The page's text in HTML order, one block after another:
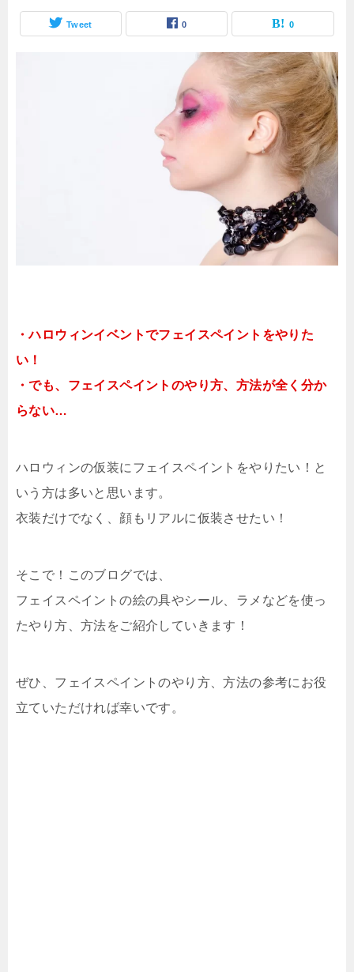
Tweet 0 0
・ハロウィンイベントでフェイスペイントをやりた
い！
・でも、フェイスペイントのやり方、方法が全く分か
らない…
ハロウィンの仮装にフェイスペイントをやりたい！と
いう方は多いと思います。
衣装だけでなく、顔もリアルに仮装させたい！
そこで！このブログでは、
フェイスペイントの絵の具やシール、ラメなどを使っ
たやり方、方法をご紹介していきます！
ぜひ、フェイスペイントのやり方、方法の参考にお役
立ていただければ幸いです。